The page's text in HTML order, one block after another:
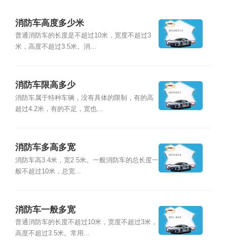
消防车高度多少米
普通消防车的长度是不超过10米，宽度不超过3
米，高度不超过3.5米。消...
消防车限高多少
消防车属于特种车辆，没有具体的限制，有的高
超过4.2米，有的不足，宽也...
消防车多高多宽
消防车高3.4米，宽2.5米。一般消防车的总长度一
般不超过10米，总宽...
消防车一般多宽
普通消防车的长度不超过10米，宽度不超过3米，
高度不超过3.5米。常用...